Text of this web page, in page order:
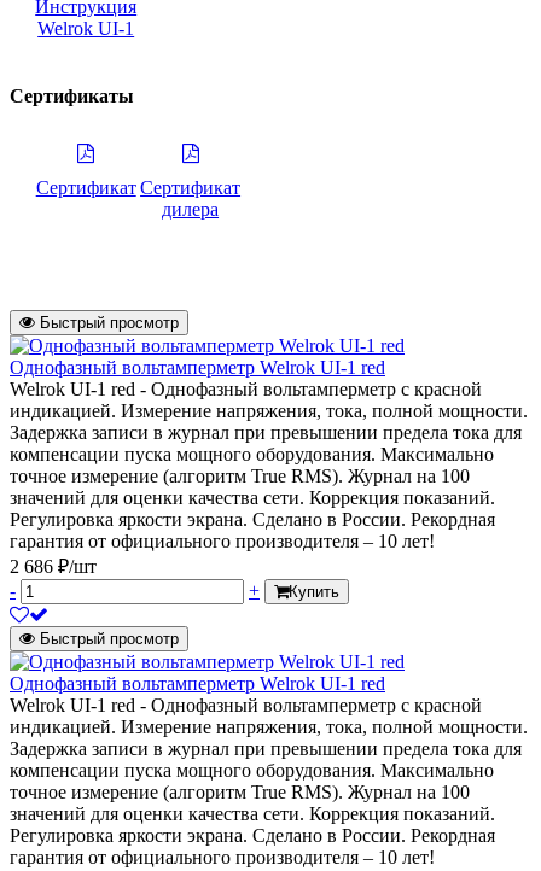
Инструкция
Welrok UI-1
Сертификаты
СертификатСертификат
дилера
Быстрый просмотр
Однофазный вольтамперметр Welrok UI-1 red
Welrok UI-1 red - Однофазный вольтамперметр с красной
индикацией. Измерение напряжения, тока, полной мощности.
Задержка записи в журнал при превышении предела тока для
компенсации пуска мощного оборудования. Максимально
точное измерение (алгоритм True RMS). Журнал на 100
значений для оценки качества сети. Коррекция показаний.
Регулировка яркости экрана. Сделано в России. Рекордная
гарантия от официального производителя – 10 лет!
2 686 ₽/шт
-
+ Купить
Быстрый просмотр
Однофазный вольтамперметр Welrok UI-1 red
Welrok UI-1 red - Однофазный вольтамперметр с красной
индикацией. Измерение напряжения, тока, полной мощности.
Задержка записи в журнал при превышении предела тока для
компенсации пуска мощного оборудования. Максимально
точное измерение (алгоритм True RMS). Журнал на 100
значений для оценки качества сети. Коррекция показаний.
Регулировка яркости экрана. Сделано в России. Рекордная
гарантия от официального производителя – 10 лет!